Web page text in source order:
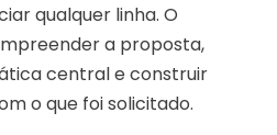
qualquer linha. O
a proposta,
central e construir
o que foi solicitado.